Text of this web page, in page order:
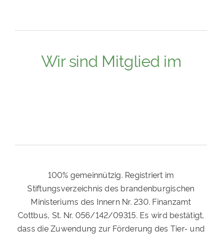
Wir sind Mitglied im
100% gemeinnützig. Registriert im
Stiftungsverzeichnis des brandenburgischen
Ministeriums des Innern Nr. 230. Finanzamt
Cottbus, St. Nr. 056/142/09315. Es wird bestätigt,
dass die Zuwendung zur Förderung des Tier- und